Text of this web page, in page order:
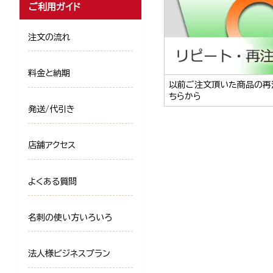
以前ご注文頂いた商品の再
ちらから
ご利用ガイド
注文の流れ
料金と納期
発送/代引き
店舗アクセス
よくある質問
名刺の使い方いろいろ
法人様ビジネスプラン